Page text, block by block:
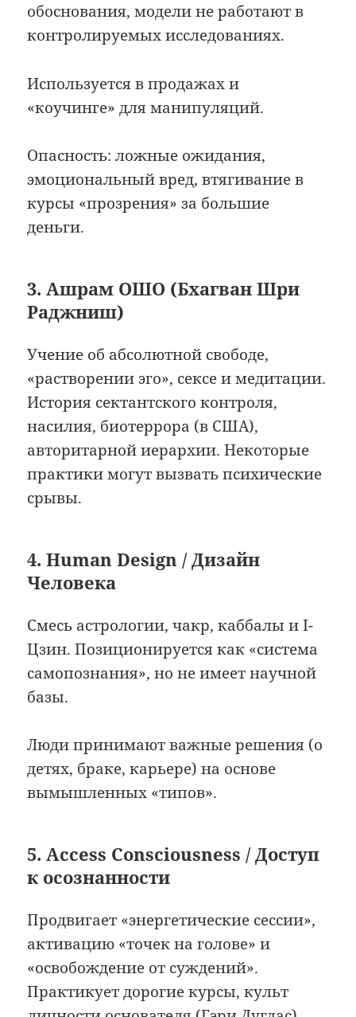
обоснования, модели не работают в
контролируемых исследованиях.
Используется в продажах и
«коучинге» для манипуляций.
Опасность: ложные ожидания,
эмоциональный вред, втягивание в
курсы «прозрения» за большие
деньги.
3. Ашрам ОШО (Бхагван Шри
Раджниш)
Учение об абсолютной свободе,
«растворении эго», сексе и медитации.
История сектантского контроля,
насилия, биотеррора (в США),
авторитарной иерархии. Некоторые
практики могут вызвать психические
срывы.
4. Human Design / Дизайн
Человека
Смесь астрологии, чакр, каббалы и I-
Цзин. Позиционируется как «система
самопознания», но не имеет научной
базы.
Люди принимают важные решения (о
детях, браке, карьере) на основе
вымышленных «типов».
5. Access Consciousness / Доступ
к осознанности
Продвигает «энергетические сессии»,
активацию «точек на голове» и
«освобождение от суждений».
Практикует дорогие курсы, культ